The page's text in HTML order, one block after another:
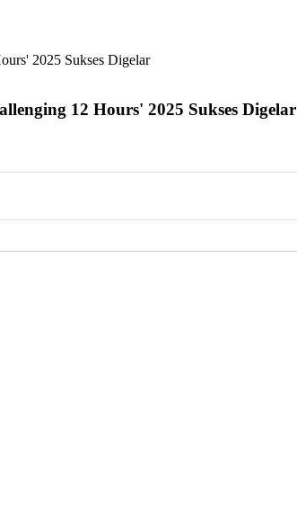
2025 Sukses Digelar
12 Hours' 2025 Sukses Digelar